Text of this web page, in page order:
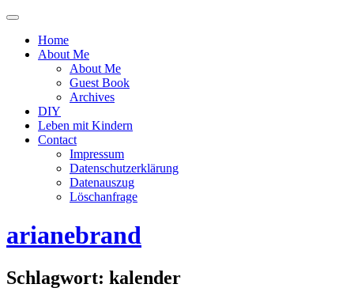
Menü
oder
ausblenden
Home
About Me
About Me
Guest Book
Archives
DIY
Leben mit Kindern
Contact
Impressum
Datenschutzerklärung
Datenauszug
Löschanfrage
arianebrand
Schlagwort: kalender